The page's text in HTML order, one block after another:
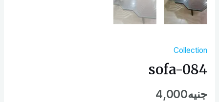
Collection
sofa-084
جنيه4,000